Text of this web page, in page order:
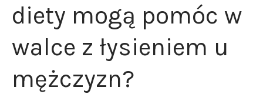
diety mogą pomóc w
walce z łysieniem u
mężczyzn?